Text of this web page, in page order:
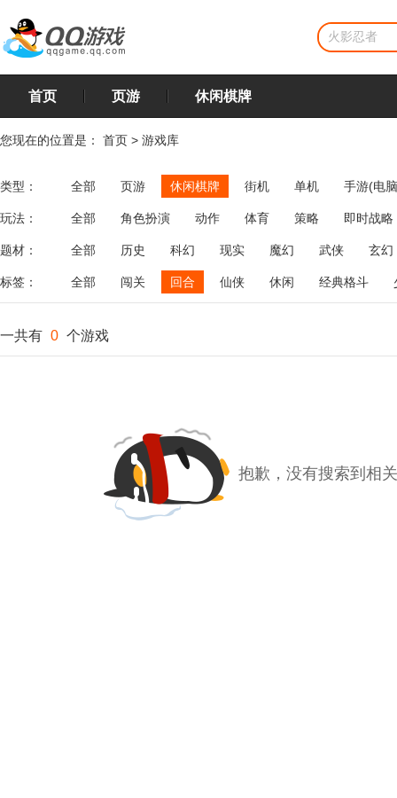
首页 页游 休闲棋牌
您现在的位置是： 首页 > 游戏库
类型： 全部 页游 休闲棋牌 街机 单机 手游(电
玩法： 全部 角色扮演 动作 体育 策略
即时战略
飞行
恋爱 第三人称射击 棋类 牌类 麻将
题材： 全部 历史 科幻 现实 魔幻 武侠 玄幻
标签： 全部 闯关 回合 仙侠 休闲 经典格斗
一共有 0 个游戏
抱歉，没有搜索到相